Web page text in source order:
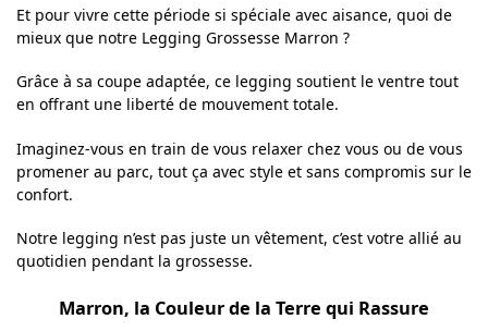
Et pour vivre cette période si spéciale avec aisance, quoi de
mieux que notre Legging Grossesse Marron ?
Grâce à sa coupe adaptée, ce legging soutient le ventre tout
en offrant une liberté de mouvement totale.
Imaginez-vous en train de vous relaxer chez vous ou de vous
promener au parc, tout ça avec style et sans compromis sur le
confort.
Notre legging n’est pas juste un vêtement, c’est votre allié au
quotidien pendant la grossesse.
Marron, la Couleur de la Terre qui Rassure